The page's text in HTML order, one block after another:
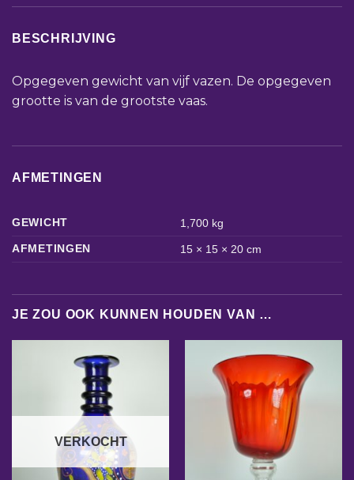
BESCHRIJVING
Opgegeven gewicht van vijf vazen. De opgegeven
grootte is van de grootste vaas.
AFMETINGEN
GEWICHT
1,700 kg
AFMETINGEN
15 × 15 × 20 cm
JE ZOU OOK KUNNEN HOUDEN VAN …
VERKOCHT